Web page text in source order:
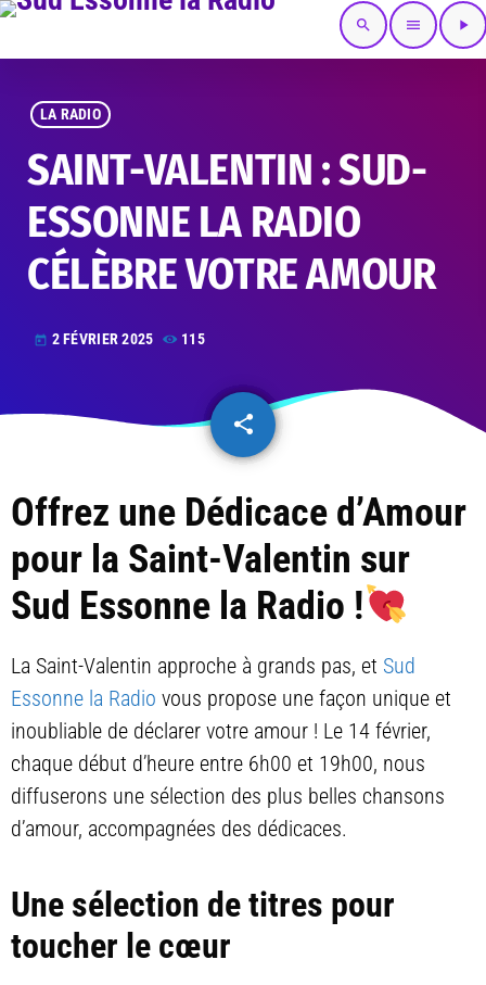
search menu play_arrow
LA RADIO
SAINT-VALENTIN : SUD-
ESSONNE LA RADIO
CÉLÈBRE VOTRE AMOUR
today 2 FÉVRIER 2025 115
share
email
Offrez une Dédicace d’Amour
pour la Saint-Valentin sur
Sud Essonne la Radio !
La Saint-Valentin approche à grands pas, et Sud
Essonne la Radio vous propose une façon unique et
inoubliable de déclarer votre amour ! Le 14 février,
chaque début d’heure entre 6h00 et 19h00, nous
diffuserons une sélection des plus belles chansons
d’amour, accompagnées des dédicaces.
Une sélection de titres pour
toucher le cœur